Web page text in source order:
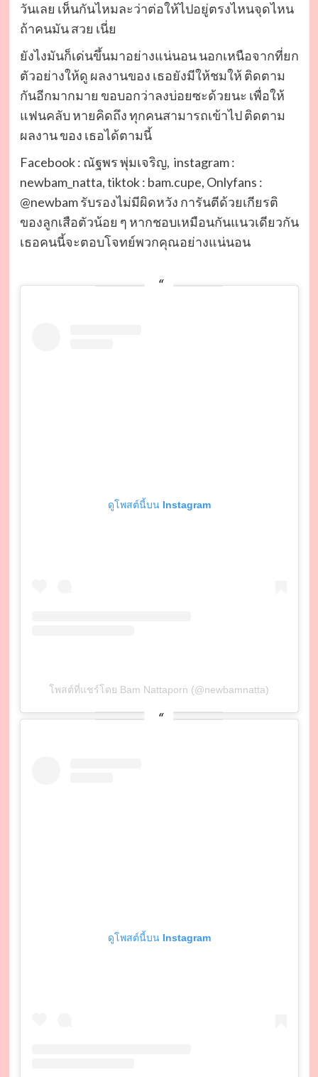
วันเลย เห็นกันไหมละว่าต่อให้ไปอยู่ตรงไหนจุดไหน
ถ้าคนมัน สวย เนี่ย
ยังไงมันก็เด่นขึ้นมาอย่างแน่นอน นอกเหนือจากที่ยก
ตัวอย่างให้ดู ผลงานของ เธอยังมีให้ชมให้ ติดตาม
กันอีกมากมาย ขอบอกว่าลงบ่อยซะด้วยนะ เพื่อให้
แฟนคลับ หายคิดถึง ทุกคนสามารถเข้าไป ติดตาม
ผลงาน ของ เธอได้ตามนี้
Facebook : ณัฐพร พุ่มเจริญ, instagram :
newbam_natta, tiktok : bam.cupe, Onlyfans :
@newbam รับรองไม่มีผิดหวัง การันตีด้วยเกียรติ
ของลูกเสือตัวน้อย ๆ หากชอบเหมือนกันแนวเดียวกัน
เธอคนนี้จะตอบโจทย์พวกคุณอย่างแน่นอน
ดูโพสต์นี้บน Instagram
โพสต์ที่แชร์โดย Bam Nattaporn (@newbamnatta)
ดูโพสต์นี้บน Instagram